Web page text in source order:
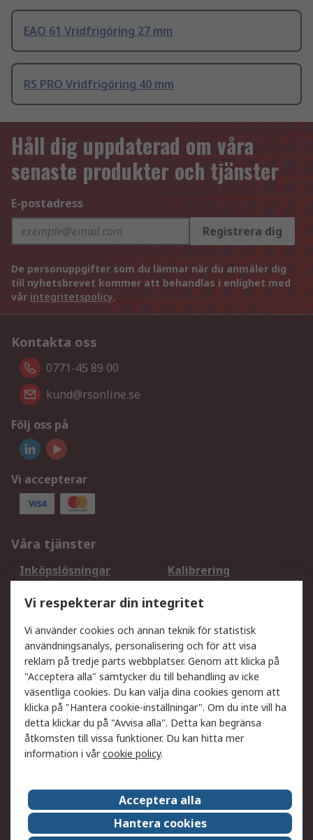
EAO 61 Vridfrigöring 27 mm
RS PRO Vridfrigöring 40 mm
Håll dig uppdaterad om våra
senaste produkter och tjänster
E-postadress
Registrera dig
De personuppgifter som du lämnar när du anmäler dig
till nyhetsbrevet kommer att behandlas i enlighet med
vår integritetspolicy.
Kontakta oss
0771-45 89 00
kund@rsonline.se
Följ oss på
Vi accepterar
Våra tjänster
Inköpslösningar
Kalibrering
DesignSpark
Teknisk Support
Ditt lokala säljteam
Exportlösningar
Support
Få hjälp
Retur av varor
Leverans
Spåra din order
Begär en fakturakopi
Fördelar med RS-konto
Betalningsalternativ
Om RS
Försäljningsvillkor
Det juridiska
Press Centre
Vi respekterar din integritet
Vi använder cookies och annan teknik för statistisk
användningsanalys, personalisering och för att visa
reklam på tredje parts webbplatser. Genom att klicka på
"Acceptera alla" samtycker du till behandling av icke
väsentliga cookies. Du kan välja dina cookies genom att
klicka på "Hantera cookie-inställningar". Om du inte vill ha
detta klickar du på "Avvisa alla". Detta kan begränsa
åtkomsten till vissa funktioner. Du kan hitta mer
information i vårcookie policy.
Acceptera alla
Hantera cookies